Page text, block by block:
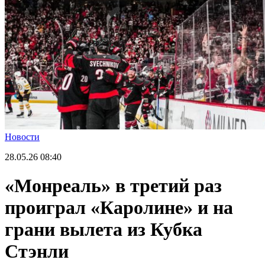
Новости
28.05.26 08:40
«Монреаль» в третий раз
проиграл «Каролине» и на
грани вылета из Кубка
Стэнли